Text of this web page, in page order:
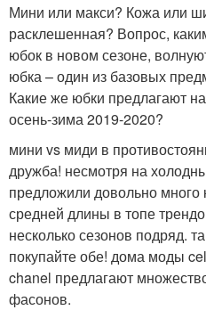
Мини или макси? Кожа или
расклешенная? Вопрос,
юбок в новом сезоне,
юбка – один из базовых
Какие же юбки предлагают
осень-зима 2019-2020?
мини vs миди в
дружба! несмотря на
предложили довольно много
средней длины в топе
несколько сезонов подряд.
покупайте обе! дома моды
chanel предлагают
фасонов.